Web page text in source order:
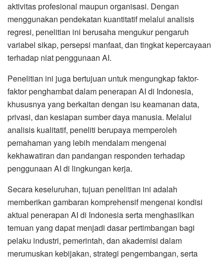
aktivitas profesional maupun organisasi. Dengan
menggunakan pendekatan kuantitatif melalui analisis
regresi, penelitian ini berusaha mengukur pengaruh
variabel sikap, persepsi manfaat, dan tingkat kepercayaan
terhadap niat penggunaan AI.
Penelitian ini juga bertujuan untuk mengungkap faktor-
faktor penghambat dalam penerapan AI di Indonesia,
khususnya yang berkaitan dengan isu keamanan data,
privasi, dan kesiapan sumber daya manusia. Melalui
analisis kualitatif, peneliti berupaya memperoleh
pemahaman yang lebih mendalam mengenai
kekhawatiran dan pandangan responden terhadap
penggunaan AI di lingkungan kerja.
Secara keseluruhan, tujuan penelitian ini adalah
memberikan gambaran komprehensif mengenai kondisi
aktual penerapan AI di Indonesia serta menghasilkan
temuan yang dapat menjadi dasar pertimbangan bagi
pelaku industri, pemerintah, dan akademisi dalam
merumuskan kebijakan, strategi pengembangan, serta